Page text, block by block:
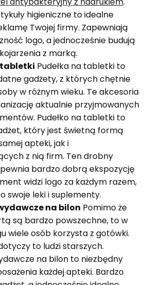
higieniczne to idealne
Twojej firmy. Zapewniają
logo, a jednocześnie budują
z marką.
tabletki Pudełka na tabletki to
gadżety, z których chętnie
w różnym wieku. Te akcesoria
aktualnie przyjmowanych
Pudełko na tabletki to
który jest świetną formą
apteki, jak i
z nią firm. Ten drobny
bardzo dobrą ekspozycję
widzi logo za każdym razem,
swoje leki i suplementy.
na bilon Pomimo że
są bardzo powszechne, to w
wiele osób korzysta z gotówki.
to ludzi starszych.
na bilon to niezbędny
każdej apteki. Bardzo